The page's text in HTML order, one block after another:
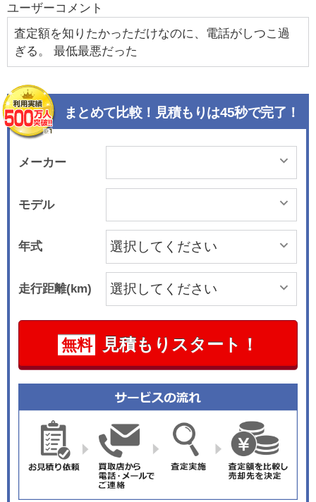
ユーザーコメント
査定額を知りたかっただけなのに、電話がしつこ過
ぎる。 最低最悪だった
まとめて比較！見積もりは45秒で完了！
メーカー
モデル
年式
走行距離(km)
無料 見積もりスタート！